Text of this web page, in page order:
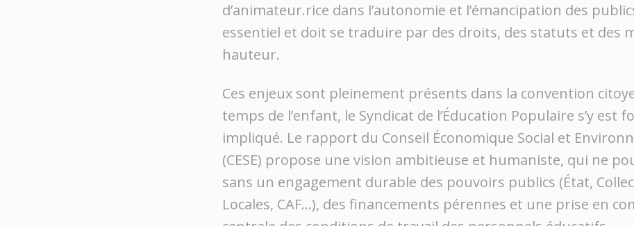
d’animateur.rice dans l’autonomie et l’émancipation des
essentiel et doit se traduire par des droits, des statuts et des
hauteur.
Ces enjeux sont pleinement présents dans la convention
temps de l’enfant, le Syndicat de l’Éducation Populaire s’y est
impliqué. Le rapport du Conseil Économique Social et
(CESE) propose une vision ambitieuse et humaniste, qui ne
sans un engagement durable des pouvoirs publics (État,
Locales, CAF…), des financements pérennes et une prise en